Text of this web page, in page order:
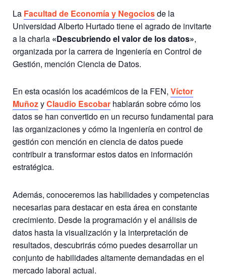
La Facultad de Economía y Negociosde la
Universidad Alberto Hurtado tiene el agrado de invitarte
a la charla «Descubriendo el valor de los datos»,
organizada por la carrera de Ingeniería en Control de
Gestión, mención Ciencia de Datos.
En esta ocasión los académicos de la FEN, Víctor
MuñozyClaudio Escobar hablarán sobre cómo los
datos se han convertido en un recurso fundamental para
las organizaciones y cómo la ingeniería en control de
gestión con mención en ciencia de datos puede
contribuir a transformar estos datos en información
estratégica.
Además, conoceremos las habilidades y competencias
necesarias para destacar en esta área en constante
crecimiento. Desde la programación y el análisis de
datos hasta la visualización y la interpretación de
resultados, descubrirás cómo puedes desarrollar un
conjunto de habilidades altamente demandadas en el
mercado laboral actual.